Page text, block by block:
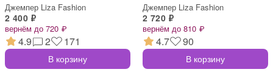
Джемпер Liza Fashion
2 400 ₽
вернём до 720 ₽
4.9 2 171
В корзину
Джемпер Liza Fashion
2 720 ₽
вернём до 810 ₽
4.7 90
В корзину